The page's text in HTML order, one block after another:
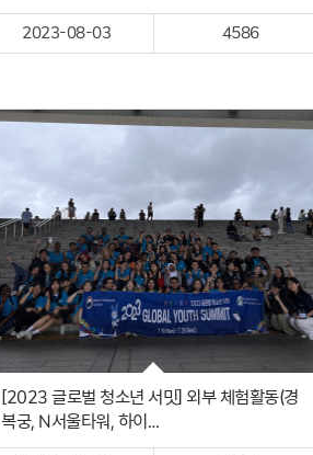
2023-08-03 4586
[2023 글로벌 청소년 서밋] 외부 체험활동(경
복궁, N서울타워, 하이…